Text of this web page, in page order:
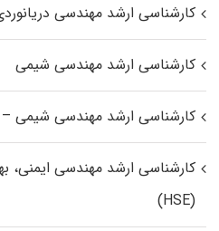
کارشناسی ارشد مهندسی
کارشناسی ارشد مهندسی شیمی
کارشناسی ارشد مهندسی شیمی –
کارشناسی ارشد مهندسی
(HSE)